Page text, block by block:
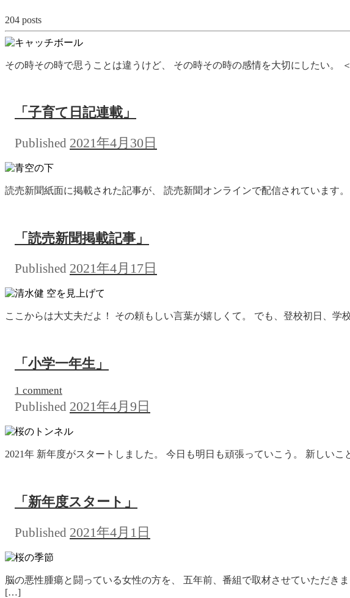
204 posts
その時その時で思うことは違うけど、 その時その時の感情を大切にしたい。
「子育て日記連載」
Published 2021年4月30日
読売新聞紙面に掲載された記事が、 読売新聞オンラインで配信されています
「読売新聞掲載記事」
Published 2021年4月17日
ここからは大丈夫だよ！ その頼もしい言葉が嬉しくて。 でも、登校初日、
「小学一年生」
1 comment
Published 2021年4月9日
2021年 新年度がスタートしました。 今日も明日も頑張っていこう。 新しい
「新年度スタート」
Published 2021年4月1日
脳の悪性腫瘍と闘っている女性の方を、 五年前、番組で取材させていただき
[…]